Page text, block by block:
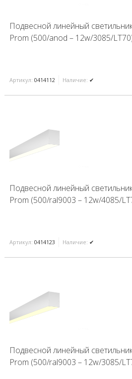
Подвесной линейный
Prom (500/anod – 12w/3085/
Артикул: 0414112 Наличие: ✔
Подвесной линейный
Prom (500/ral9003 – 12w/4085/
Артикул: 0414123 Наличие: ✔
Подвесной линейный
Prom (500/ral9003 – 12w/3085/